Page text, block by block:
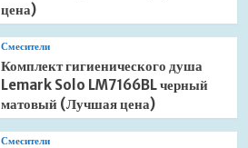
цена)
Смесители
Комплект гигиенического душа
Lemark Solo LM7166BL черный
матовый (Лучшая цена)
Смесители